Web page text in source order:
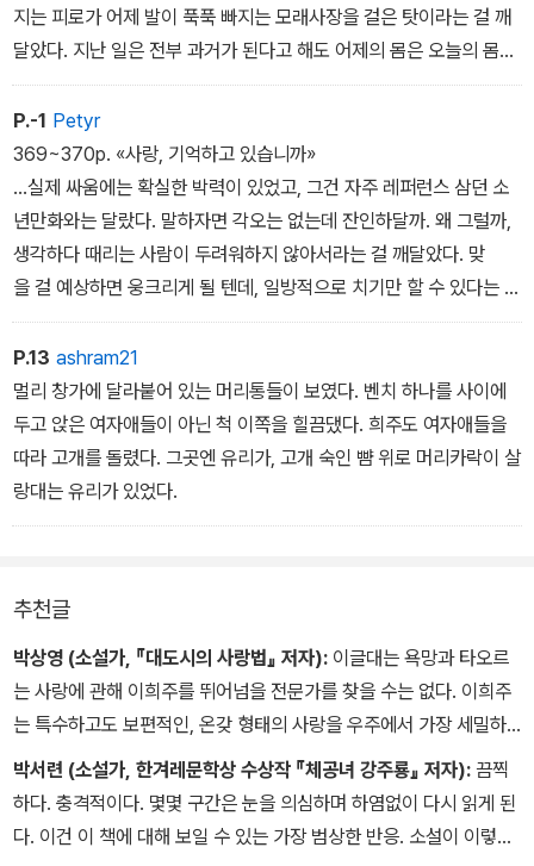
지는 피로가 어제 발이 푹푹 빠지는 모래사장을 걸은 탓이라는 걸 깨
달았다. 지난 일은 전부 과거가 된다고 해도 어제의 몸은 오늘의 몸
에 영향을 준다. 오늘의 몸은 내일의 몸을, 내일의 몸은 그다음날의 몸
을 변화시킬 것이다....
P.-1 Petyr
369~370p. «사랑, 기억하고 있습니까»
...실제 싸움에는 확실한 박력이 있었고, 그건 자주 레퍼런스 삼던 소
년만화와는 달랐다. 말하자면 각오는 없는데 잔인하달까. 왜 그럴까,
생각하다 때리는 사람이 두려워하지 않아서라는 걸 깨달았다. 맞
을 걸 예상하면 웅크리게 될 텐데, 일방적으로 치기만 할 수 있다는 확
신이 드니 잔혹한 호쾌함이 나오는 거다.
P.13 ashram21
멀리 창가에 달라붙어 있는 머리통들이 보였다. 벤치 하나를 사이에
두고 앉은 여자애들이 아닌 척 이쪽을 힐끔댔다. 희주도 여자애들을
따라 고개를 돌렸다. 그곳엔 유리가, 고개 숙인 뺨 위로 머리카락이 살
랑대는 유리가 있었다.
추천글
박상영 (소설가, 『대도시의 사랑법』 저자): 이글대는 욕망과 타오르
는 사랑에 관해 이희주를 뛰어넘을 전문가를 찾을 수는 없다. 이희주
는 특수하고도 보편적인, 온갖 형태의 사랑을 우주에서 가장 세밀하
면서도 통쾌하게 다루는 대가이다. 그의 첫 소설집 『크리미(널) 러브』
는 최애에 대한 연서이자, 인간의 근원적 욕망에 대한 인류학적 탐구
보고서이며, 가능한 한 모든 방식으로 들끓는 사랑의 실체를 씹고 뜯
박서련 (소설가, 한겨레문학상 수상작 『체공녀 강주룡』 저자): 끔찍
하다. 충격적이다. 몇몇 구간은 눈을 의심하며 하염없이 다시 읽게 된
다. 이건 이 책에 대해 보일 수 있는 가장 범상한 반응. 소설이 이렇게